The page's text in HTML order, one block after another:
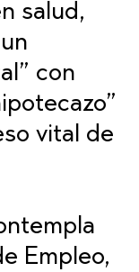
salud,
con
vital de
Empleo,